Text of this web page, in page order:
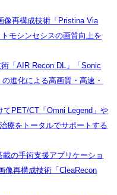
像再構成技術「Pristina Via
モシンセシスの画質向上を
「AIR Recon DL」「Sonic
進化による高画質・高速・
PET/CT「Omni Legend」や
療をトータルでサポートする
の手術支援アプリケーショ
像再構成技術「CleaRecon